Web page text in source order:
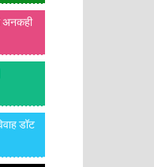
अनकही
डॉट